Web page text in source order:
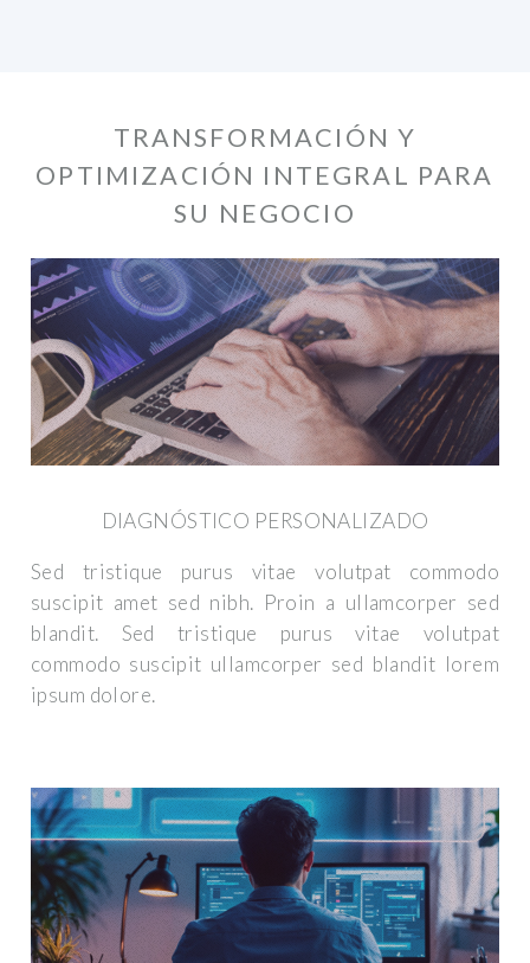
TRANSFORMACIÓN Y
OPTIMIZACIÓN INTEGRAL PARA
SU NEGOCIO
DIAGNÓSTICO PERSONALIZADO
Sed tristique purus vitae volutpat commodo
suscipit amet sed nibh. Proin a ullamcorper sed
blandit. Sed tristique purus vitae volutpat
commodo suscipit ullamcorper sed blandit lorem
ipsum dolore.